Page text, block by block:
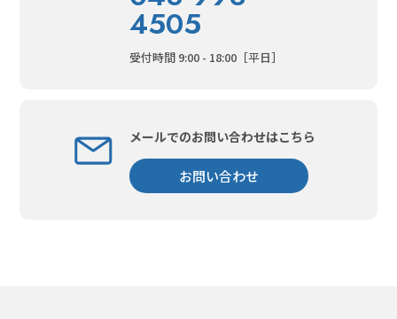
4505
受付時間 9:00 - 18:00［平日］
メールでのお問い合わせはこちら
お問い合わせ